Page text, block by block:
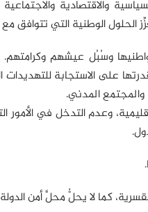
والاقتصادية والاجتماعية
الحلول الوطنية التي تتوافق
وسُبُل عيشهم
على الاستجابة للتهديدات
والمجتمع المدني.
وعدم التدخل في
كما لا يحلُّ محلَّ أمن